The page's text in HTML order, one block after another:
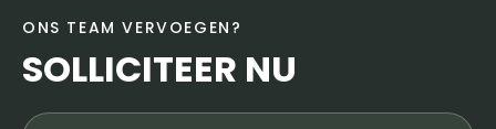
ONS TEAM VERVOEGEN?
SOLLICITEER NU